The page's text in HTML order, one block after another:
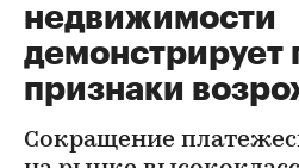
недвижимости
демонстрирует
признаки
Сокращение